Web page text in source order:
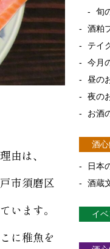
は、
市須磨区
います。
に稚魚を
旬
酒粕
テイ
今月
昼の
夜の
お酒
酒
日本
酒蔵
イベ